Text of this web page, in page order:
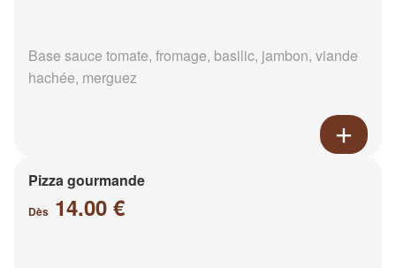
Base sauce tomate, fromage, basilic, jambon, viande
hachée, merguez
Pizza gourmande
Dès 14.00 €